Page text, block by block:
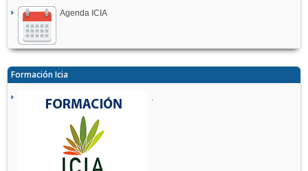
Agenda ICIA
Formación Icia